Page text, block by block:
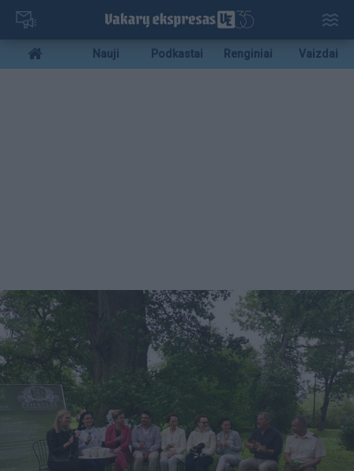
Pereiti
pagrindinį
turinį
Mobile
menu
Nauji Podkastai Renginiai Vaizdai